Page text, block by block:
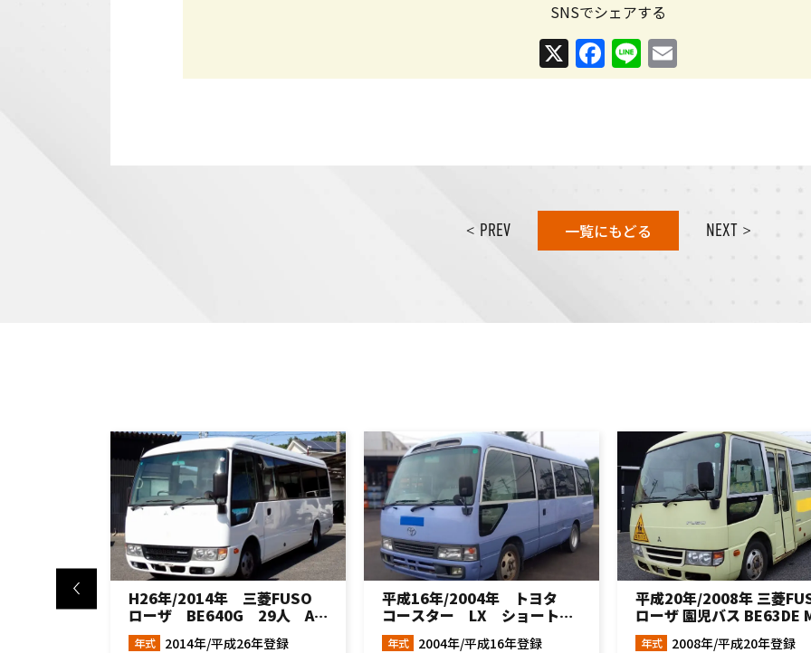
SNSでシェアする
X Facebook
Line
< PREV 一覧にもどる NEXT >
人 AT
平成16年/2004年 トヨタ
コースター LX ショートボ
ディ HZB40 AT車
年式 2004年/平成16年登録
平成20年/2008年 三菱FUSO
ローザ 園児バス BE63DE MT5
速年式 2008年/平成20年登録
平成14年/2002年 三菱
ーザ ロングボディ
BE66DG MT6速
年式 2002年/平成14年登録